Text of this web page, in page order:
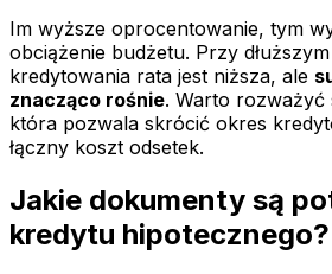
Im wyższe oprocentowanie, tym
obciążenie budżetu. Przy
kredytowania rata jest niższa, ale
znacząco rośnie. Warto rozważyć
która pozwala skrócić okres
łączny koszt odsetek.
Jakie dokumenty są
kredytu hipotecznego?